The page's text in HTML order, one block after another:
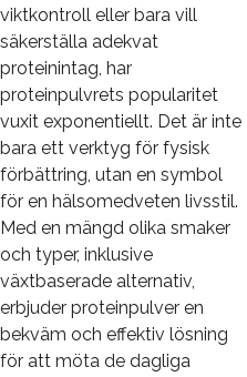
viktkontroll eller bara vill
säkerställa adekvat
proteinintag, har
proteinpulvrets popularitet
vuxit exponentiellt. Det är inte
bara ett verktyg för fysisk
förbättring, utan en symbol
för en hälsomedveten livsstil.
Med en mängd olika smaker
och typer, inklusive
växtbaserade alternativ,
erbjuder proteinpulver en
bekväm och effektiv lösning
för att möta de dagliga